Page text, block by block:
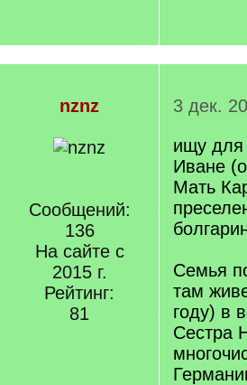
nznz
Сообщений:
136
На сайте с
2015 г.
Рейтинг:
81
3 дек.
ищу для
Иване
Мать
Семья
там
году) в
Сестра